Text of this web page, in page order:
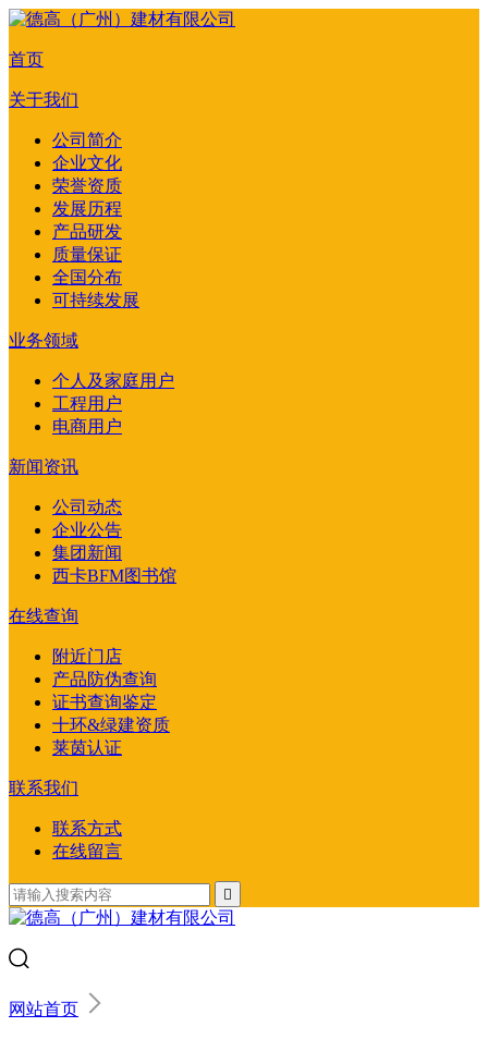
首页
关于我们
公司简介
企业文化
荣誉资质
发展历程
产品研发
质量保证
全国分布
可持续发展
业务领域
个人及家庭用户
工程用户
电商用户
新闻资讯
公司动态
企业公告
集团新闻
西卡BFM图书馆
在线查询
附近门店
产品防伪查询
证书查询鉴定
十环&绿建资质
莱茵认证
联系我们
联系方式
在线留言

网站首页